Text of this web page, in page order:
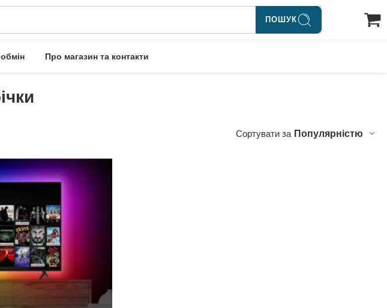
ПОШУК
Про магазин та контакти
Сортувати за Популярністю